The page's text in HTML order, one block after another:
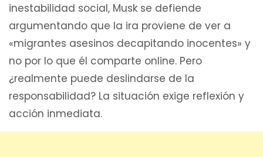
inestabilidad social, Musk se defiende
argumentando que la ira proviene de ver a
«migrantes asesinos decapitando inocentes» y
no por lo que él comparte online. Pero
¿realmente puede deslindarse de la
responsabilidad? La situación exige reflexión y
acción inmediata.